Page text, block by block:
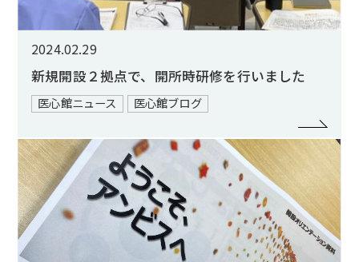
2024.02.29
新規開設２拠点で、開所時研修を行いました
医心館ニュース 医心館ブログ